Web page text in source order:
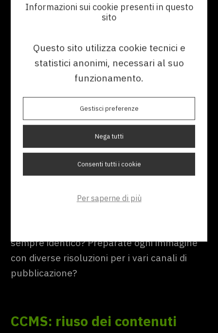
30/04/2024
Ottimizza la tua documentazione
tecnica con il riuso dei contenuti
#DOCUMENTAZIONE TECNICA
#CCMS PER LA DOCUMENTAZIONE TECNICA
sempre identico? Preparate ogni immagine
con diverse risoluzioni per i vari canali di
pubblicazione?
CCMS: riuso dei contenuti
Informazioni sui cookie presenti in questo
sito
Questo sito utilizza cookie tecnici e
statistici anonimi, necessari al suo
funzionamento.
Gestisci preferenze
Nega tutti
Consenti tutti i cookie
Per saperne di più